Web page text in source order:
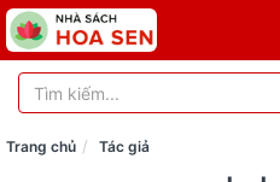
Trang chủ Tác giả